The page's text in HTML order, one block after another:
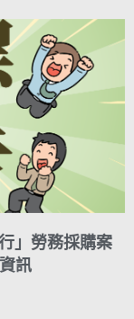
」勞務採購案
訊